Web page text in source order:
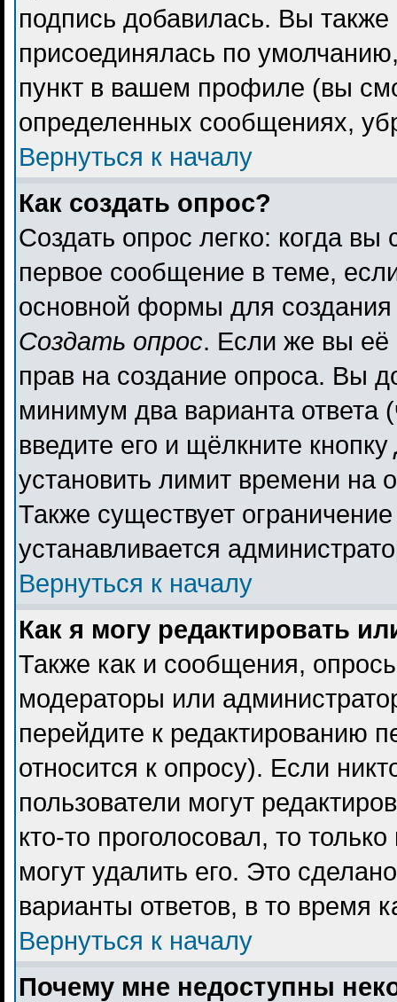
подпись добавилась. Вы
присоединялась по
пункт в вашем профиле (вы
определенных сообщениях,
Вернуться к началу
Как создать опрос?
Создать опрос легко: когда вы
первое сообщение в теме,
основной формы для
Создать опрос. Если же вы её
прав на создание опроса. Вы
минимум два варианта ответа
введите его и щёлкните кнопку
установить лимит времени на
Также существует
устанавливается
Вернуться к началу
Как я могу редактировать
Также как и сообщения,
модераторы или
перейдите к редактированию
относится к опросу). Если
пользователи могут
кто-то проголосовал, то
могут удалить его. Это
варианты ответов, в то время
Вернуться к началу
Почему мне недоступны